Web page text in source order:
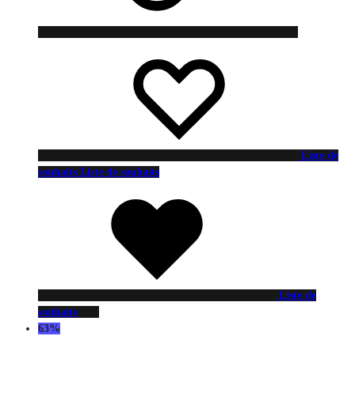
Liste de
souhaits Liste de souhaits
Liste de
souhaits
63%